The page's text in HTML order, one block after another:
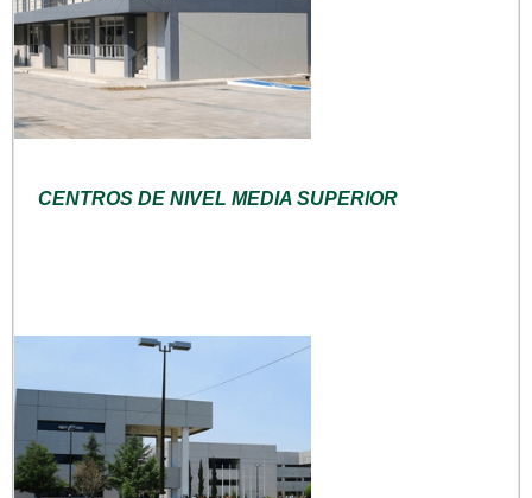
CENTROS DE NIVEL MEDIA SUPERIOR